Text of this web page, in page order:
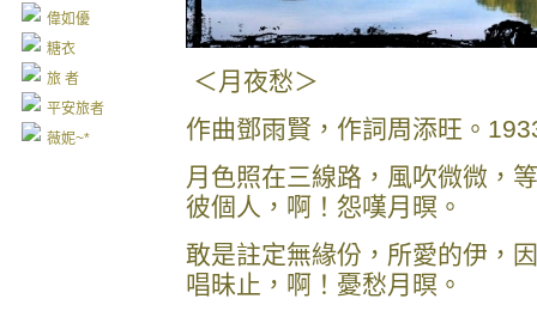
偉如優
糖衣
旅 者
平安旅者
薇妮~*
＜月夜愁＞
作曲鄧雨賢，作詞周添旺。
月色照在三線路，風吹微微，
彼個人，啊！怨嘆月暝。
敢是註定無緣份，所愛的伊，
唱昧止，啊！憂愁月暝。